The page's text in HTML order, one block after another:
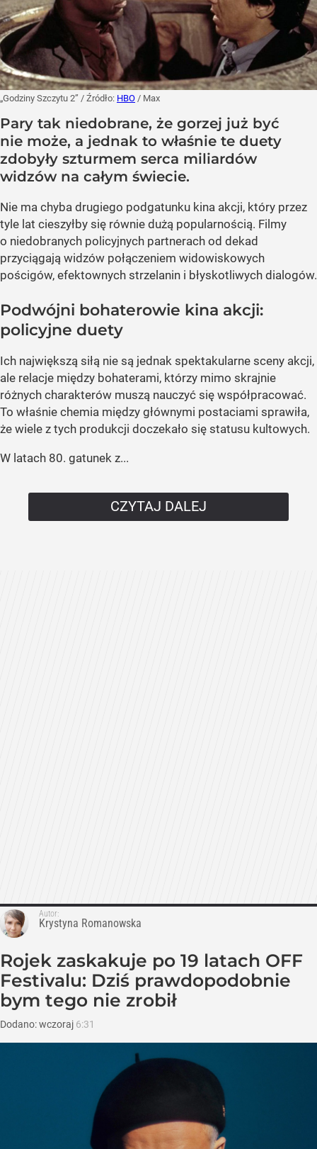
„Godziny Szczytu 2” / Źródło: HBO / Max
Pary tak niedobrane, że gorzej już być
nie może, a jednak to właśnie te duety
zdobyły szturmem serca miliardów
widzów na całym świecie.
Nie ma chyba drugiego podgatunku kina akcji, który przez
tyle lat cieszyłby się równie dużą popularnością. Filmy
o niedobranych policyjnych partnerach od dekad
przyciągają widzów połączeniem widowiskowych
pościgów, efektownych strzelanin i błyskotliwych dialogów.
Podwójni bohaterowie kina akcji:
policyjne duety
Ich największą siłą nie są jednak spektakularne sceny akcji,
ale relacje między bohaterami, którzy mimo skrajnie
różnych charakterów muszą nauczyć się współpracować.
To właśnie chemia między głównymi postaciami sprawiła,
że wiele z tych produkcji doczekało się statusu kultowych.
W latach 80. gatunek z...
CZYTAJ DALEJ
Autor:
Krystyna Romanowska
Rojek zaskakuje po 19 latach OFF
Festivalu: Dziś prawdopodobnie
bym tego nie zrobił
Dodano:wczoraj 6:31